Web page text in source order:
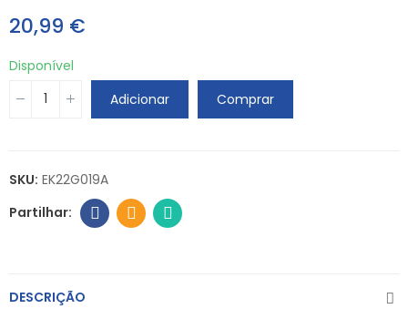
20,99 €
Disponível
Adicionar
Comprar
SKU: EK22G019A
DESCRIÇÃO